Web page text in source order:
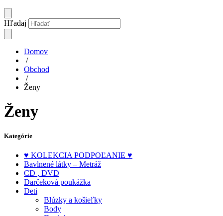
Hľadaj
Domov
/
Obchod
/
Ženy
Ženy
Kategórie
♥ KOLEKCIA PODPOĽANIE ♥
Bavlnené látky – Metráž
CD , DVD
Darčeková poukážka
Deti
Blúzky a košieľky
Body